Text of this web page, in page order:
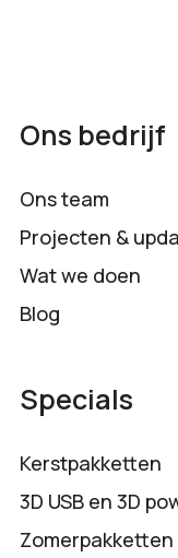
Ons bedrijf
Ons team
Projecten &
Wat we doen
Blog
Specials
Kerstpakketten
3D USB en 3D